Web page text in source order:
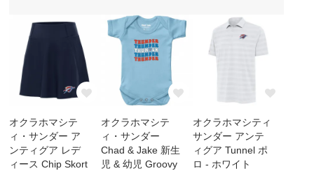
オクラホマシテ
ィ・サンダー ア
ンティグア レデ
ィース Chip Skort
オクラホマシテ
ィ・サンダー
Chad & Jake 新生
児 & 幼児 Groovy
オクラホマシティ
サンダー アンテ
ィグア Tunnel ポ
ロ - ホワイト